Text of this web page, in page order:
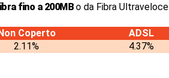
fino a 200MBo da Fibra Ultraveloce
Coperto ADSL
2.11%
4.37%